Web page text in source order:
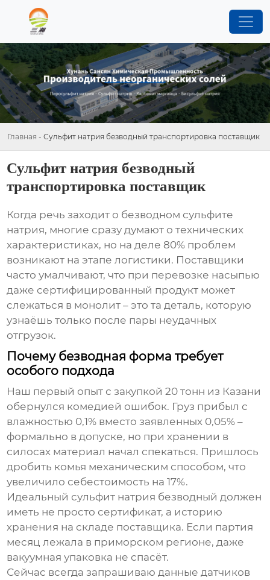
Главная - Сульфит натрия безводный транспортировка поставщик
Сульфит натрия безводный
транспортировка поставщик
Когда речь заходит о безводном сульфите
натрия, многие сразу думают о технических
характеристиках, но на деле 80% проблем
возникают на этапе логистики. Поставщики
часто умалчивают, что при перевозке насыпью
даже сертифицированный продукт может
слежаться в монолит – это та деталь, которую
узнаёшь только после пары неудачных
отгрузок.
Почему безводная форма требует
особого подхода
Наш первый опыт с закупкой 20 тонн из Казани
обернулся комедией ошибок. Груз прибыл с
влажностью 0,1% вместо заявленных 0,05% –
формально в допуске, но при хранении в
силосах материал начал спекаться. Пришлось
дробить комья механическим способом, что
увеличило себестоимость на 17%.
Идеальный сульфит натрия безводный должен
иметь не просто сертификат, а историю
хранения на складе поставщика. Если партия
месяц лежала в приморском регионе, даже
вакуумная упаковка не спасёт.
Сейчас всегда запрашиваю данные датчиков